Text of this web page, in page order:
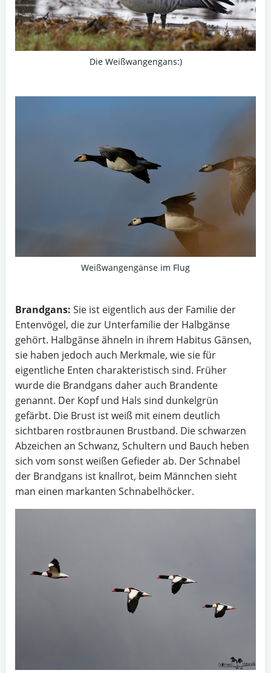
Die Weißwangengans:)
Weißwangengänse im Flug
Brandgans: Sie ist eigentlich aus der Familie der
Entenvögel, die zur Unterfamilie der Halbgänse
gehört. Halbgänse ähneln in ihrem Habitus Gänsen,
sie haben jedoch auch Merkmale, wie sie für
eigentliche Enten charakteristisch sind. Früher
wurde die Brandgans daher auch Brandente
genannt. Der Kopf und Hals sind dunkelgrün
gefärbt. Die Brust ist weiß mit einem deutlich
sichtbaren rostbraunen Brustband. Die schwarzen
Abzeichen an Schwanz, Schultern und Bauch heben
sich vom sonst weißen Gefieder ab. Der Schnabel
der Brandgans ist knallrot, beim Männchen sieht
man einen markanten Schnabelhöcker.